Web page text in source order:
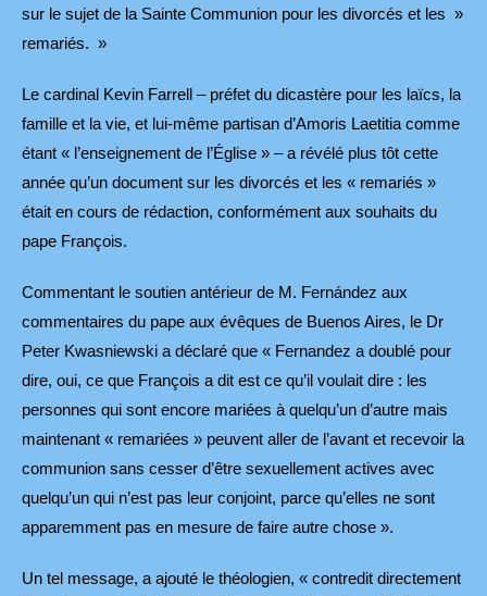
sur le sujet de la Sainte Communion pour les divorcés et les »
remariés. »
Le cardinal Kevin Farrell – préfet du dicastère pour les laïcs, la
famille et la vie, et lui-même partisan d’Amoris Laetitia comme
étant « l’enseignement de l’Église » – a révélé plus tôt cette
année qu’un document sur les divorcés et les « remariés »
était en cours de rédaction, conformément aux souhaits du
pape François.
Commentant le soutien antérieur de M. Fernández aux
commentaires du pape aux évêques de Buenos Aires, le Dr
Peter Kwasniewski a déclaré que « Fernandez a doublé pour
dire, oui, ce que François a dit est ce qu’il voulait dire : les
personnes qui sont encore mariées à quelqu’un d’autre mais
maintenant « remariées » peuvent aller de l’avant et recevoir la
communion sans cesser d’être sexuellement actives avec
quelqu’un qui n’est pas leur conjoint, parce qu’elles ne sont
apparemment pas en mesure de faire autre chose ».
Un tel message, a ajouté le théologien, « contredit directement